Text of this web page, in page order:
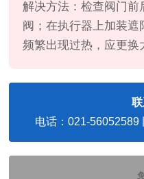
解决方法：检查阀门前
阀；在执行器上加装
频繁出现过热，应更换
电话：021-56052589